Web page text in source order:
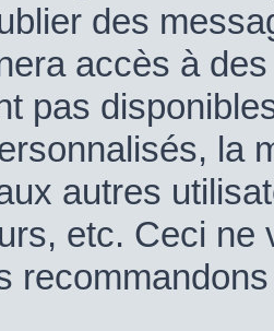
des
accès à
pas
la
autres
etc. Ceci